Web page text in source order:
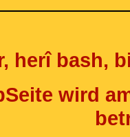
herî bash,
wird